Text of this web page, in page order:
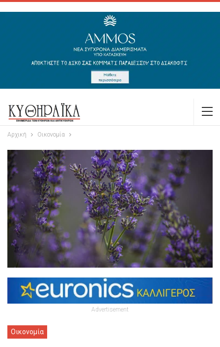
Αρχική Οικονομία
Advertisement
Οικονομία